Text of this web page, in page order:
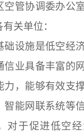
空管协调委办公
关单位：
设施是低空经济
信业具备丰富的
力，能够有效支
智能网联系统等
对于促进低空